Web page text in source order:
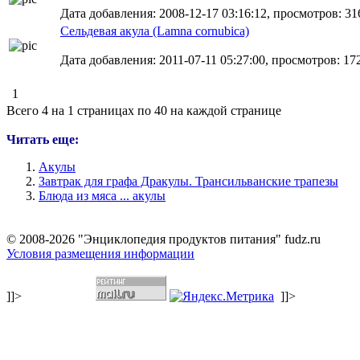
Дата добавления: 2008-12-17 03:16:12, просмотров:
Сельдевая акула (Lamna cornubica)
Дата добавления: 2011-07-11 05:27:00, просмотров:
1
Всего 4 на 1 страницах по 40 на каждой странице
Читать еще:
Акулы
Завтрак для графа Дракулы. Трансильванские трапезы
Блюда из мяса ... акулы
© 2008-2026 "Энциклопедия продуктов питания" fudz.ru
Условия размещения информации
]]> ]]>